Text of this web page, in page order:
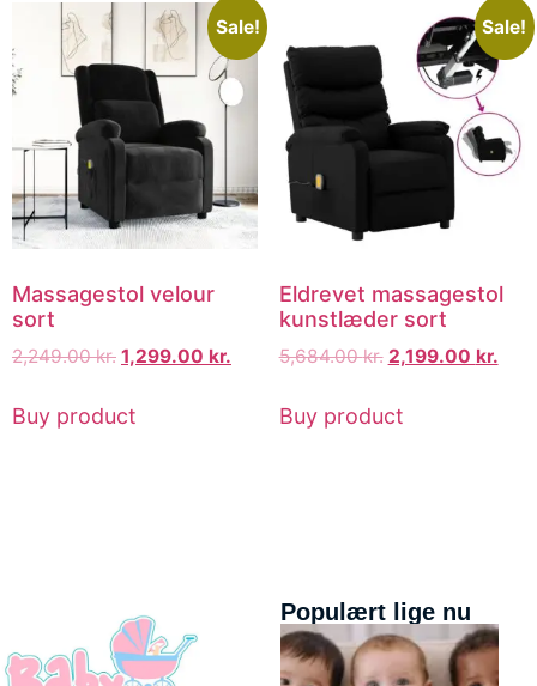
Sale!
Massagestol velour
sort
2,249.00kr. 1,299.00 kr.
Buy product
Sale!
Eldrevet massagestol
kunstlæder sort
5,684.00kr. 2,199.00 kr.
Buy product
Populært lige nu